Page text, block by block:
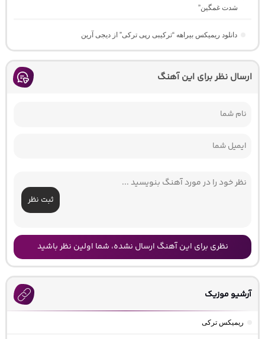
شدت غمگین”
دانلود ریمیکس بیراهه “ترکیبی رپی ترکی” از دیجی آرین
ارسال نظر برای این آهنگ
ثبت نظر
نظری برای این آهنگ ارسال نشده، شما اولین نظر باشید
آرشیو موزیک
ریمیکس ترکی